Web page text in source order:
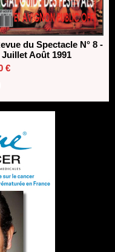
du Spectacle N° 8 -
Août 1991
€